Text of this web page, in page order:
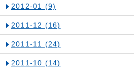
2012-01 (9)
2011-12 (16)
2011-11 (24)
2011-10 (14)